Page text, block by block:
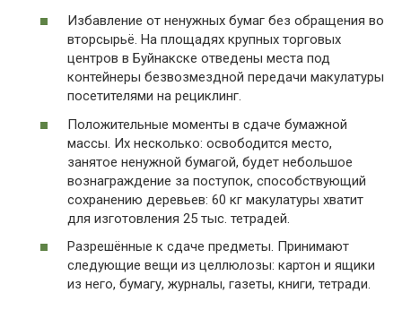
Избавление от ненужных бумаг без обращения во
вторсырьё. На площадях крупных торговых
центров в Буйнакске отведены места под
контейнеры безвозмездной передачи макулатуры
посетителями на рециклинг.
Положительные моменты в сдаче бумажной
массы. Их несколько: освободится место,
занятое ненужной бумагой, будет небольшое
вознаграждение за поступок, способствующий
сохранению деревьев: 60 кг макулатуры хватит
для изготовления 25 тыс. тетрадей.
Разрешённые к сдаче предметы. Принимают
следующие вещи из целлюлозы: картон и ящики
из него, бумагу, журналы, газеты, книги, тетради.